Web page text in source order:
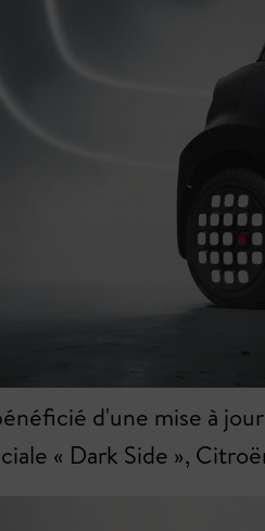
d'une mise à
« Dark Side »,